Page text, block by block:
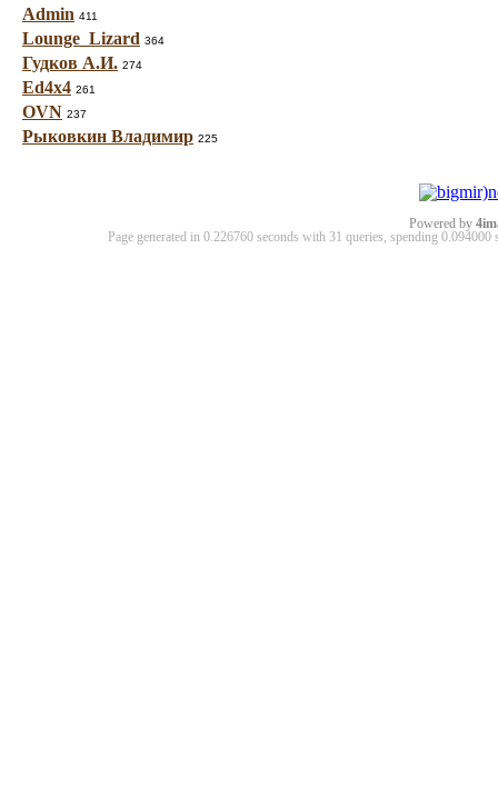
Admin 411
Lounge_Lizard 364
Гудков А.И. 274
Ed4x4 261
OVN 237
Рыковкин Владимир 225
Powered by
Page generated in 0.226760 seconds with 31 queries, spending